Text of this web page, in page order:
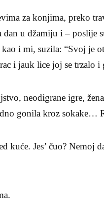
za konjima, preko
u džamiju i – poslije
kao i mi, suzila: “Svoj
i jauk lice joj se trzalo i
neodigrane igre,
gonila kroz sokake…
kuće. Jes’ čuo?